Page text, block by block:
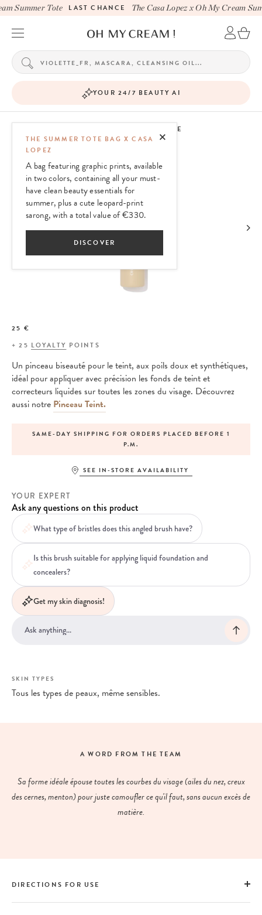
Summer Tote LAST CHANCE The Casa Lopez x Oh My Cream
YOUR 24/7 BEAUTY AI
OH MY CREAM SKINCARE
25 €
+25 LOYALTY POINTS
Un pinceau biseauté pour le teint, aux poils doux et synthétiques,
idéal pour appliquer avec précision les fonds de teint et
correcteurs liquides sur toutes les zones du visage. Découvrez
aussi notre Pinceau Teint.
SAME-DAY SHIPPING FOR ORDERS PLACED BEFORE 1
P.M.
SEE IN-STORE AVAILABILITY
YOUR EXPERT
Ask any questions on this product
What type of bristles does this angled brush have?
Is this brush suitable for applying liquid foundation and
concealers?
Get my skin diagnosis!
SKIN TYPES
Tous les types de peaux, même sensibles.
A WORD FROM THE TEAM
Sa forme idéale épouse toutes les courbes du visage (ailes du nez, creux
des cernes, menton) pour juste camoufler ce qu'il faut, sans aucun excès de
matière.
DIRECTIONS FOR USE
THE SUMMER TOTE BAG X CASA
LOPEZ
A bag featuring graphic prints, available
in two colors, containing all your must-
have clean beauty essentials for
summer, plus a cute leopard-print
sarong, with a total value of €330.
DISCOVER